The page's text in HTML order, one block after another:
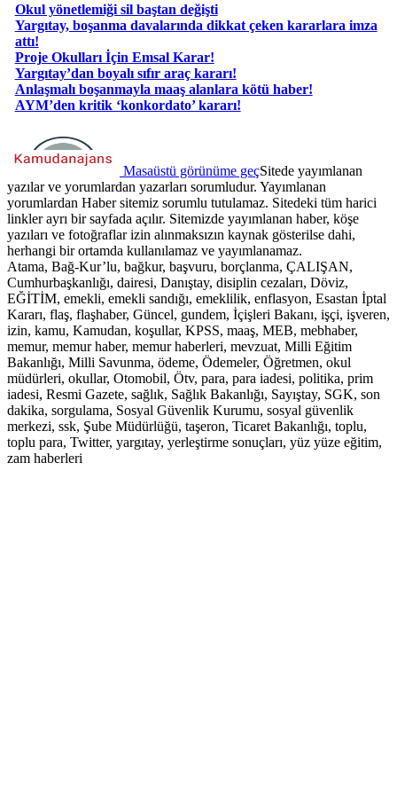
Okul yönetlemiği sil baştan değişti
Yargıtay, boşanma davalarında dikkat çeken kararlara imza
attı!
Proje Okulları İçin Emsal Karar!
Yargıtay’dan boyalı sıfır araç kararı!
Anlaşmalı boşanmayla maaş alanlara kötü haber!
AYM’den kritik ‘konkordato’ kararı!
Masaüstü görünüme geçSitede yayımlanan
yazılar ve yorumlardan yazarları sorumludur. Yayımlanan
yorumlardan Haber sitemiz sorumlu tutulamaz. Sitedeki tüm harici
linkler ayrı bir sayfada açılır. Sitemizde yayımlanan haber, köşe
yazıları ve fotoğraflar izin alınmaksızın kaynak gösterilse dahi,
herhangi bir ortamda kullanılamaz ve yayımlanamaz.
Atama, Bağ-Kur’lu, bağkur, başvuru, borçlanma, ÇALIŞAN,
Cumhurbaşkanlığı, dairesi, Danıştay, disiplin cezaları, Döviz,
EĞİTİM, emekli, emekli sandığı, emeklilik, enflasyon, Esastan İptal
Kararı, flaş, flaşhaber, Güncel, gundem, İçişleri Bakanı, işçi, işveren,
izin, kamu, Kamudan, koşullar, KPSS, maaş, MEB, mebhaber,
memur, memur haber, memur haberleri, mevzuat, Milli Eğitim
Bakanlığı, Milli Savunma, ödeme, Ödemeler, Öğretmen, okul
müdürleri, okullar, Otomobil, Ötv, para, para iadesi, politika, prim
iadesi, Resmi Gazete, sağlık, Sağlık Bakanlığı, Sayıştay, SGK, son
dakika, sorgulama, Sosyal Güvenlik Kurumu, sosyal güvenlik
merkezi, ssk, Şube Müdürlüğü, taşeron, Ticaret Bakanlığı, toplu,
toplu para, Twitter, yargıtay, yerleştirme sonuçları, yüz yüze eğitim,
zam haberleri